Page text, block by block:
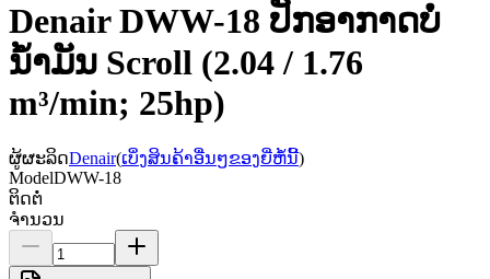
Denair DWW-18 ປັກອາກາດບໍ່
ນ້ຳມັນ Scroll (2.04 / 1.76
m³/min; 25hp)
ຜູ້ຜະລິດDenair(ເບິ່ງສິນຄ້າອື່ນໆຂອງຍີ່ຫໍ້ນີ້)
ModelDWW-18
ຕິດຕໍ່
ຈຳນວນ